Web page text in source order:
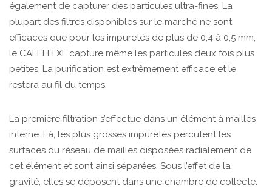
également de capturer des particules ultra-fines. La
plupart des filtres disponibles sur le marché ne sont
efficaces que pour les impuretés de plus de 0,4 à 0,5 mm,
le CALEFFI XF capture même les particules deux fois plus
petites. La purification est extrêmement efficace et le
restera au fil du temps.
La première filtration s’effectue dans un élément à mailles
interne. Là, les plus grosses impuretés percutent les
surfaces du réseau de mailles disposées radialement de
cet élément et sont ainsi séparées. Sous l’effet de la
gravité, elles se déposent dans une chambre de collecte.